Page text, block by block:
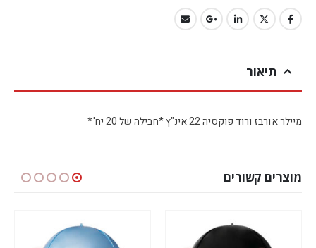
תיאור
מיילר אורבז ורוד פוקסיה 22 אינ"ץ *חבילה של 20 יח'*
מוצרים קשורים